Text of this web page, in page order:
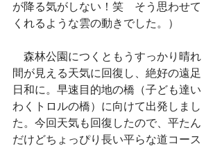
が降る気がしない！笑　そう思わせて
くれるような雲の動きでした。）
森林公園につくともうすっかり晴れ
間が見える天気に回復し、絶好の遠足
日和に。早速目的地の橋（子ども達い
わくトロルの橋）に向けて出発しまし
た。今回天気も回復したので、平たん
だけどちょっぴり長い平らな道コース